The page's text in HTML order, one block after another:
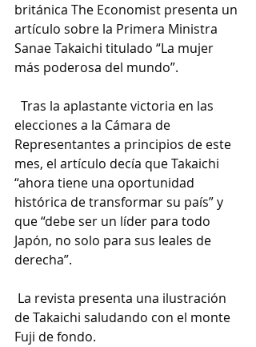
británica The Economist presenta un
artículo sobre la Primera Ministra
Sanae Takaichi titulado “La mujer
más poderosa del mundo”.
Tras la aplastante victoria en las
elecciones a la Cámara de
Representantes a principios de este
mes, el artículo decía que Takaichi
“ahora tiene una oportunidad
histórica de transformar su país” y
que “debe ser un líder para todo
Japón, no solo para sus leales de
derecha”.
La revista presenta una ilustración
de Takaichi saludando con el monte
Fuji de fondo.